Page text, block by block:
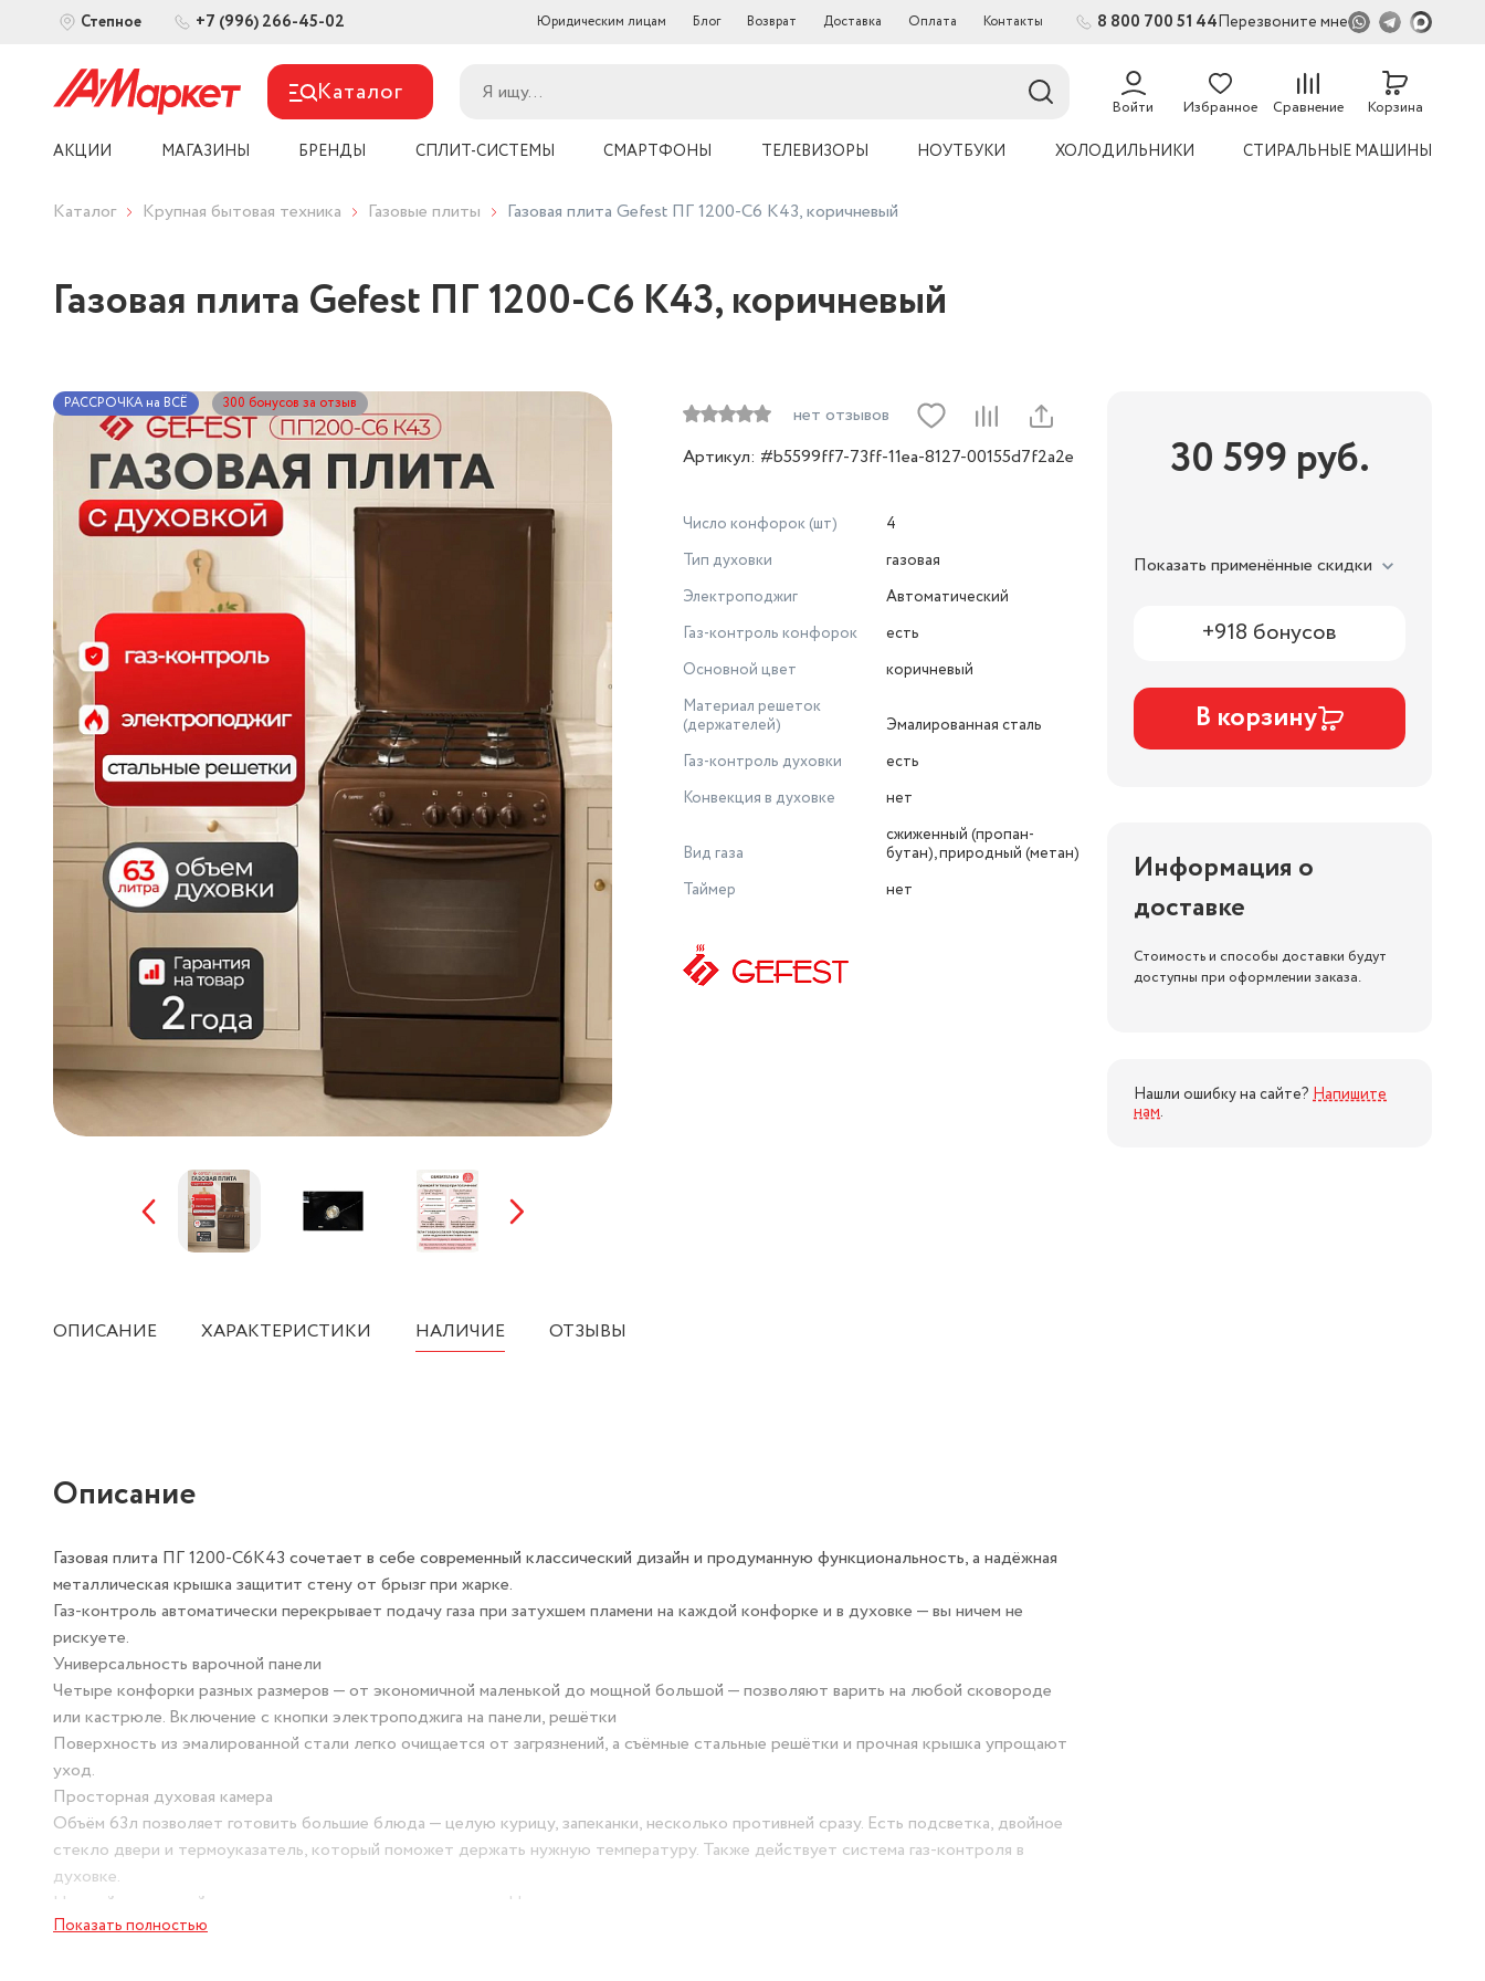
Степное +7 (996) 266-45-02 Юридическим лицам Блог Возврат Доставка Оплата Контакты 8 800 700 51 44Перезвоните мне
Каталог Войти Избранное Сравнение
54
Корзина
АКЦИИ МАГАЗИНЫ БРЕНДЫ СПЛИТ-СИСТЕМЫ СМАРТФОНЫ ТЕЛЕВИЗОРЫ НОУТБУКИ ХОЛОДИЛЬНИКИ СТИРАЛЬНЫЕ МАШИНЫ
Каталог Крупная бытовая техника Газовые плиты Газовая плита Gefest ПГ 1200-С6 К43, коричневый
Газовая плита Gefest ПГ 1200-С6 К43, коричневый
РАССРОЧКА на ВСЁ 300 бонусов за отзыв
нет отзывов
Артикул: #b5599ff7-73ff-11ea-8127-00155d7f2a2e
Число конфорок (шт)
4
Тип духовки
газовая
Электроподжиг
Автоматический
Газ-контроль конфорок
есть
Основной цвет
коричневый
Материал решеток
(держателей)
Эмалированная сталь
Газ-контроль духовки
есть
Конвекция в духовке
нет
Вид газа
сжиженный (пропан-
бутан), природный (метан)
Таймер
нет
30 599 руб.
Показать применённые скидки
+918 бонусов
В корзину
Информация о
доставке
Стоимость и способы доставки будут
доступны при оформлении заказа.
Нашли ошибку на сайте? Напишите
нам.
ОПИСАНИЕ ХАРАКТЕРИСТИКИ НАЛИЧИЕ ОТЗЫВЫ
Описание
Газовая плита ПГ 1200‑С6К43 сочетает в себе современный классический дизайн и продуманную функциональность, а надёжная
металлическая крышка защитит стену от брызг при жарке.
Газ‑контроль автоматически перекрывает подачу газа при затухшем пламени на каждой конфорке и в духовке — вы ничем не
рискуете.
Универсальность варочной панели
Четыре конфорки разных размеров — от экономичной маленькой до мощной большой — позволяют варить на любой сковороде
или кастрюле. Включение с кнопки электроподжига на панели, решётки
Поверхность из эмалированной стали легко очищается от загрязнений, а съёмные стальные решётки и прочная крышка упрощают
уход.
Просторная духовая камера
Объём 63л позволяет готовить большие блюда — целую курицу, запеканки, несколько противней сразу. Есть подсветка, двойное
стекло двери и термоуказатель, который поможет держать нужную температуру. Также действует система газ‑контроля в
духовке.
Нижний выдвижной ящик вместит противни и аксессуары. Ножки регулируются по высоте, что позволяет идеально выровнять
плиту на любой поверхности.
Показать полностью